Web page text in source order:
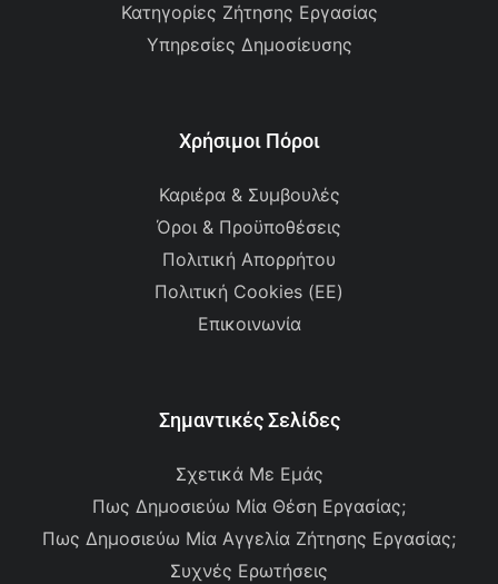
Κατηγορίες Ζήτησης Εργασίας
Υπηρεσίες Δημοσίευσης
Χρήσιμοι Πόροι
Καριέρα & Συμβουλές
Όροι & Προϋποθέσεις
Πολιτική Απορρήτου
Πολιτική Cookies (ΕΕ)
Επικοινωνία
Σημαντικές Σελίδες
Σχετικά Με Εμάς
Πως Δημοσιεύω Μία Θέση Εργασίας;
Πως Δημοσιεύω Μία Αγγελία Ζήτησης Εργασίας;
Συχνές Ερωτήσεις